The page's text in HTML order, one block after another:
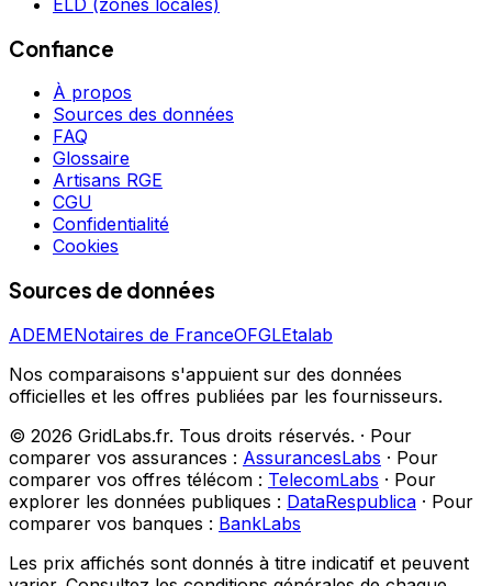
Confiance
À propos
Sources des données
FAQ
Glossaire
Artisans RGE
CGU
Confidentialité
Cookies
Sources de données
ADEMENotaires de FranceOFGLEtalab
Nos comparaisons s'appuient sur des données
officielles et les offres publiées par les fournisseurs.
© 2026 GridLabs.fr. Tous droits réservés. · Pour
comparer vos assurances : AssurancesLabs · Pour
comparer vos offres télécom : TelecomLabs · Pour
explorer les données publiques : DataRespublica · Pour
comparer vos banques : BankLabs
Les prix affichés sont donnés à titre indicatif et peuvent